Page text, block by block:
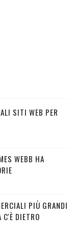
SITI WEB PER
WEBB HA
PIÙ GRANDI
C'È DIETRO